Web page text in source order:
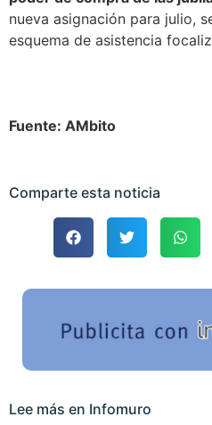
nueva asignación para julio,
esquema de asistencia
Fuente: AMbito
Comparte esta noticia
Lee más en Infomuro